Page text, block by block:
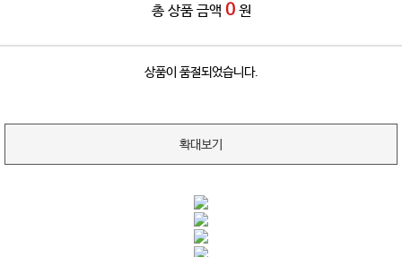
총 상품 금액 0 원
상품이 품절되었습니다.
확대보기